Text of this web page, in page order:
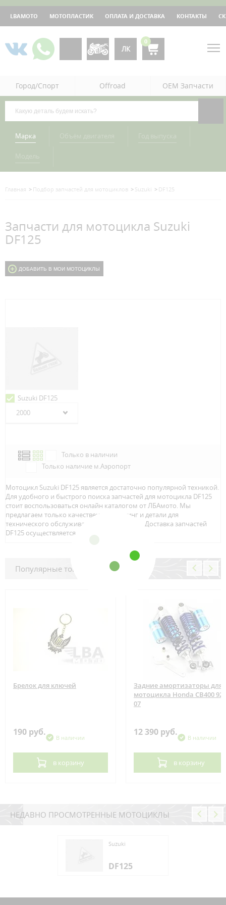
LBAMOTO МОТОПЛАСТИК ОПЛАТА И ДОСТАВКА КОНТАКТЫ
ЛК
0
Город/Спорт Offroad OEM Запчасти
Марка
Главная Подбор запчастей для мотоциклов Suzuki DF125
Запчасти для мотоцикла Suzuki
DF125
ДОБАВИТЬ В МОИ МОТОЦИКЛЫ
Suzuki DF125
2000
Только в наличии
Только наличие м.Аэропорт
Мотоцикл Suzuki DF125 является достаточно популярной техникой.
Для удобного и быстрого поиска запчастей для мотоцикла DF125
стоит воспользоваться онлайн каталогом от ЛБАмото. Мы
предлагаем только качественный тюнинг и детали для
технического обслуживание вашего байка. Доставка запчастей
DF125 осуществляется по всей Росcии.
Популярные товары
Брелок для ключей
190 руб.
В наличии
в корзину
Задние амортизаторы для
мотоцикла Honda CB400 92-
07
12 390 руб.
В наличии
в корзину
НЕДАВНО ПРОСМОТРЕННЫЕ МОТОЦИКЛЫ
Suzuki
DF125